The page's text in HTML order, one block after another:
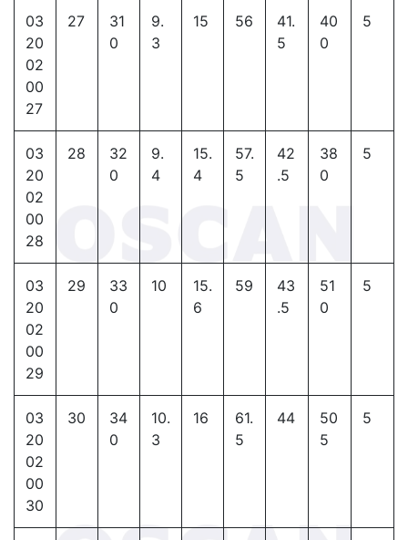
03
20
02
00
27
27
31
0
9.
3
15 56
41.
5
40
0
5
03
20
02
00
28
28
32
0
9.
4
15.
4
57.
5
42
.5
38
0
5
03
20
02
00
29
29
33
0
10
15.
6
59
43
.5
51
0
5
03
20
02
00
30
30
34
0
10.
3
16
61.
5
44
50
5
5